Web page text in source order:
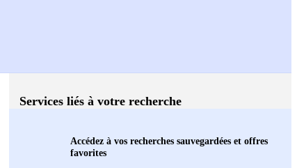
Services liés à votre recherche
Accédez à vos recherches sauvegardées et offres
favorites